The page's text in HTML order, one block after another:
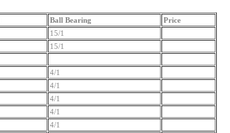
Ball Bearing
Price
15/1
15/1
4/1
4/1
4/1
4/1
4/1